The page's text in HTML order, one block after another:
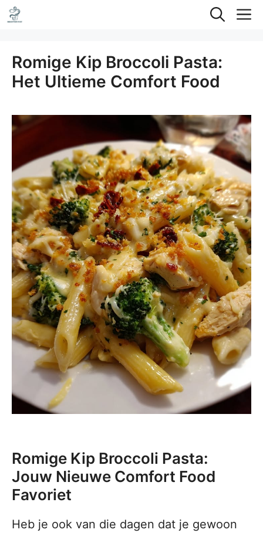
Ga
naar
inhoud
Romige Kip Broccoli Pasta:
Het Ultieme Comfort Food
Romige Kip Broccoli Pasta:
Jouw Nieuwe Comfort Food
Favoriet
Heb je ook van die dagen dat je gewoon